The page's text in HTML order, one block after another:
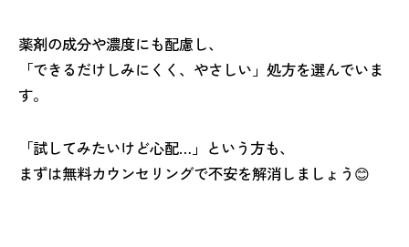
薬剤の成分や濃度にも配慮し、
「できるだけしみにくく、やさしい」処方を選んでいま
す。
「試してみたいけど心配…」という方も、
まずは無料カウンセリングで不安を解消しましょう😊